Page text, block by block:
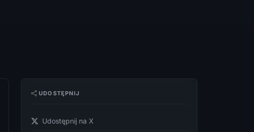
UDOSTĘPNIJ
Udostępnij na X